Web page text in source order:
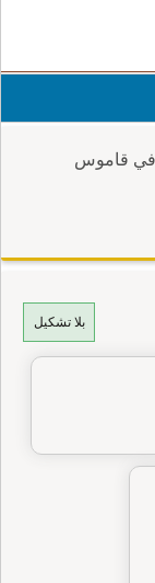
في قاموس
بلا تشكيل